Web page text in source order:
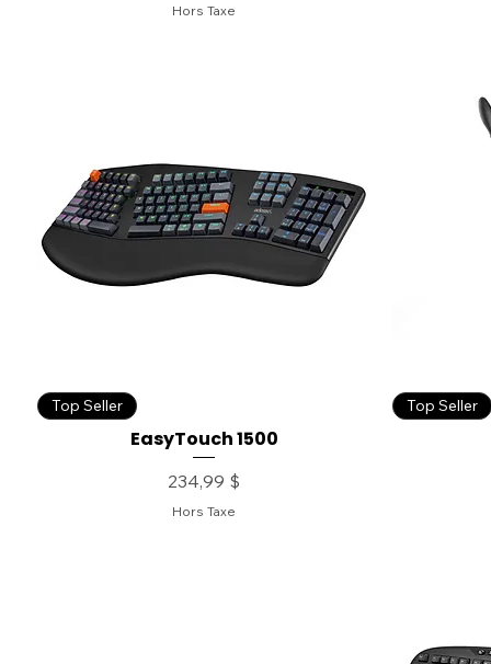
Hors Taxe
Top Seller
EasyTouch 1500
Prix
234,99 $
Hors Taxe
Top Seller